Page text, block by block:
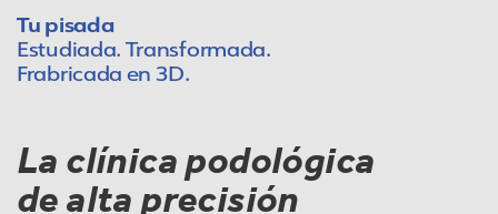
Tu pisada
Estudiada. Transformada.
Frabricada en 3D.
La clínica podológica
de alta precisión